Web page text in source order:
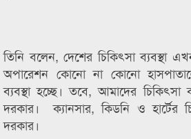
তিনি বলেন, দেশের চিকিৎসা ব্যবস্থা
অপারেশন কোনো না কোনো
ব্যবস্থা হচ্ছে। তবে, আমাদের
দরকার। ক্যানসার, কিডনি ও হার্টের
দরকার।